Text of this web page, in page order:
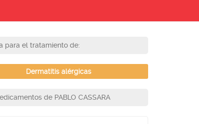
para el tratamiento de:
Dermatitis alérgicas
de PABLO CASSARA